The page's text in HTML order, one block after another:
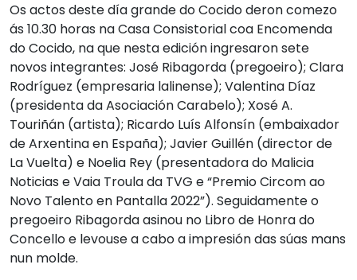
Os actos deste día grande do Cocido deron comezo
ás 10.30 horas na Casa Consistorial coa Encomenda
do Cocido, na que nesta edición ingresaron sete
novos integrantes: José Ribagorda (pregoeiro); Clara
Rodríguez (empresaria lalinense); Valentina Díaz
(presidenta da Asociación Carabelo); Xosé A.
Touriñán (artista); Ricardo Luís Alfonsín (embaixador
de Arxentina en España); Javier Guillén (director de
La Vuelta) e Noelia Rey (presentadora do Malicia
Noticias e Vaia Troula da TVG e “Premio Circom ao
Novo Talento en Pantalla 2022”). Seguidamente o
pregoeiro Ribagorda asinou no Libro de Honra do
Concello e levouse a cabo a impresión das súas mans
nun molde.